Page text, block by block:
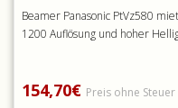
Beamer Panasonic PtVz580
1200 Auflösung und hoher
154,70€ Preis ohne